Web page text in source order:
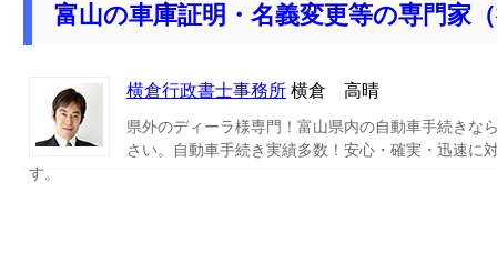
富山の車庫証明・名義変更等の専門家
横倉行政書士事務所 横倉 高晴
県外のディーラ様専門！富山県内の自動車手続きな
さい。自動車手続き実績多数！安心・確実・迅速に
す。